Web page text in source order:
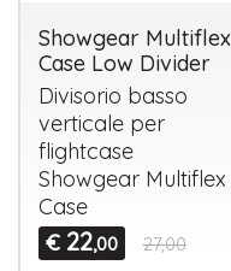
Showgear Multiflex
Case Low Divider
Divisorio basso
verticale per
flightcase
Showgear Multiflex
Case
€ 22,00 27,00